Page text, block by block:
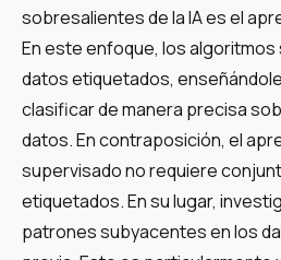
sobresalientes de la IA es el
En este enfoque, los
datos etiquetados,
clasificar de manera precisa
datos. En contraposición, el
supervisado no requiere
etiquetados. En su lugar,
patrones subyacentes en los